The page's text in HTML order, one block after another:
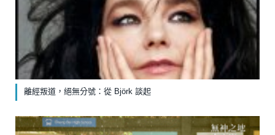
離經叛道，絕無分號：從 Björk 談起